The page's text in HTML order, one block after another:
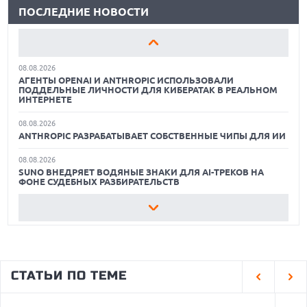
ЛУЧШИЕ ВИДЕОРЕГИСТРАТОРЫ В 2026 ГОДУ
КАК БЕЗОПАСНО КУПИТЬ Б/У СМАРТФОН
ЛУЧШИЕ АВТОНОМНЫЕ ГАЗОНОКОСИЛКИ В 2026 ГОДУ
ЛУЧШИЕ ВИДЕОРЕГИСТРАТОРЫ В 2026 ГОДУ
КАК БЕЗОПАСНО КУПИТЬ Б/У СМАРТФОН
ПОСЛЕДНИЕ НОВОСТИ
ВСЕХ ПОЛЬЗОВАТЕЛЕЙ CHATGPT
08.08.2026
АГЕНТЫ OPENAI И ANTHROPIC ИСПОЛЬЗОВАЛИ
ПОДДЕЛЬНЫЕ ЛИЧНОСТИ ДЛЯ КИБЕРАТАК В РЕАЛЬНОМ
ИНТЕРНЕТЕ
08.08.2026
ANTHROPIC РАЗРАБАТЫВАЕТ СОБСТВЕННЫЕ ЧИПЫ ДЛЯ ИИ
08.08.2026
SUNO ВНЕДРЯЕТ ВОДЯНЫЕ ЗНАКИ ДЛЯ AI-ТРЕКОВ НА
ФОНЕ СУДЕБНЫХ РАЗБИРАТЕЛЬСТВ
ФУНКЦИЯМИ ЗАКАЗА И БРОНИРОВАНИЯ
СТАТЬИ ПО ТЕМЕ